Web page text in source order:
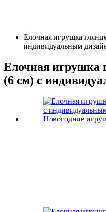
Елочная игрушка
индивидуальным
Елочная игрушка
(6 см) с